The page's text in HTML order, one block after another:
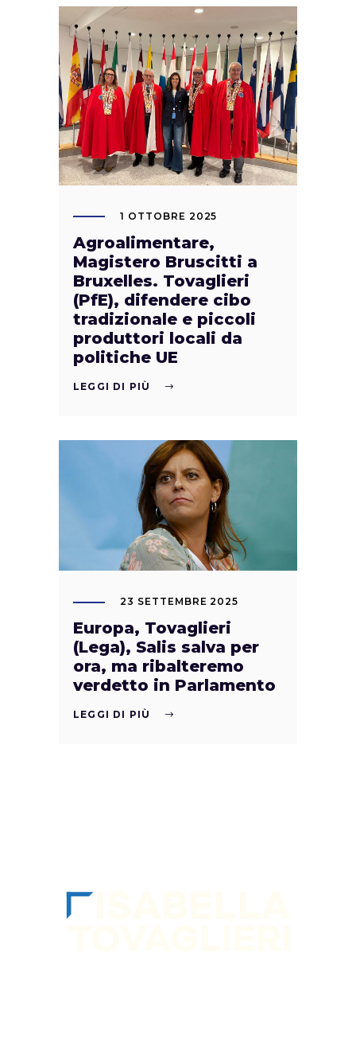
1 OTTOBRE 2025
Agroalimentare,
Magistero Bruscitti a
Bruxelles. Tovaglieri
(PfE), difendere cibo
tradizionale e piccoli
produttori locali da
politiche UE
LEGGI DI PIÙ
23 SETTEMBRE 2025
Europa, Tovaglieri
(Lega), Salis salva per
ora, ma ribalteremo
verdetto in Parlamento
LEGGI DI PIÙ